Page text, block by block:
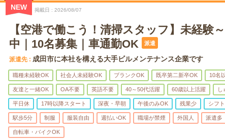
NEW 掲載日 2026/08/07
【空港で働こう！清掃スタッフ】未経験
中｜10名募集｜車通勤OK
派遣
派遣先 成田市に本社を構える大手ビルメンテナンス企業です
職種未経験OK 社会人未経験OK ブランクOK 既卒第二新卒OK 10名
友達と一緒OK OA不要 英語不要 40～50代活躍 60歳以上活躍 し
平日休 17時以降スタート 深夜・早朝 午後のみOK 残業少 シフト
駅歩5分 制服 服装自由 週払いOK 職場が禁煙 外国人 派遣多
自転車・バイクOK